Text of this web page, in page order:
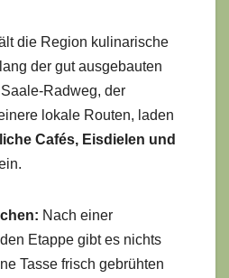
die Region kulinarische
der gut ausgebauten
Radweg, der
lokale Routen, laden
Cafés, Eisdielen und
Nach einer
Etappe gibt es nichts
Tasse frisch gebrühten